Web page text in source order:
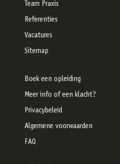
Team Praxis
Referenties
Vacatures
Sitemap
Boek een opleiding
Meer info of een klacht?
Privacybeleid
Algemene voorwaarden
FAQ